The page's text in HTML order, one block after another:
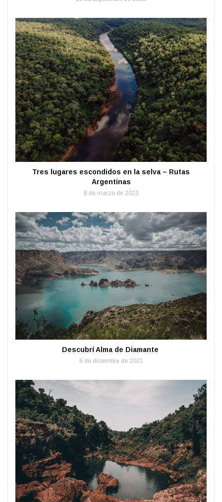
Tres lugares escondidos en la selva – Rutas
Argentinas
8 de marzo de 2023
Descubrí Alma de Diamante
6 de diciembre de 2021